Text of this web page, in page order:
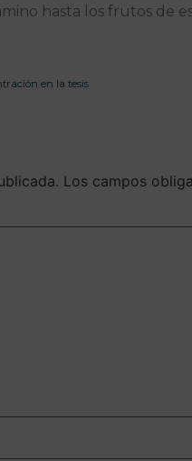
hasta los frutos de
en la tesis
Los campos